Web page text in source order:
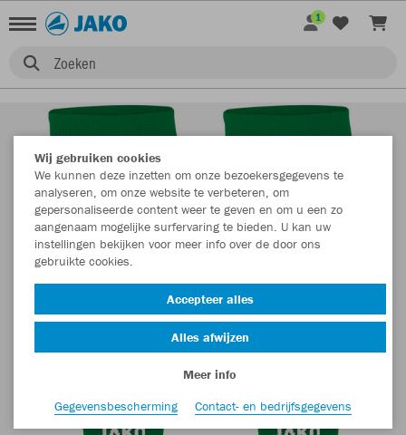
Zoeken
1
Wij gebruiken cookies
We kunnen deze inzetten om onze bezoekersgegevens te
analyseren, om onze website te verbeteren, om
gepersonaliseerde content weer te geven en om u een zo
aangenaam mogelijke surfervaring te bieden. U kan uw
instellingen bekijken voor meer info over de door ons
gebruikte cookies.
Accepteer alles
Alles afwijzen
Meer info
Gegevensbescherming
Contact- en bedrijfsgegevens